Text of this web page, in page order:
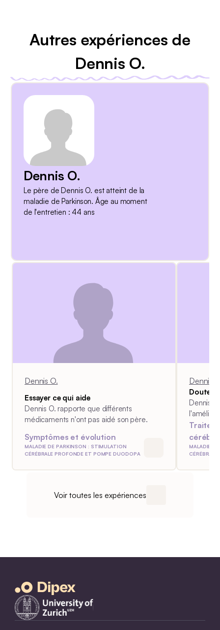
Autres expériences de
Dennis O.
Dennis O.
Le père de Dennis O. est atteint de la
maladie de Parkinson. Âge au moment
de l'entretien : 44 ans
Dennis O.
Essayer ce qui aide
Dennis O. rapporte que différents
médicaments n'ont pas aidé son père.
Symptômes et évolution
MALADIE DE PARKINSON : STIMULATION
CÉRÉBRALE PROFONDE ET POMPE DUODOPA
Dennis
Doutes
Dennis
MALADIE
Voir toutes les expériences